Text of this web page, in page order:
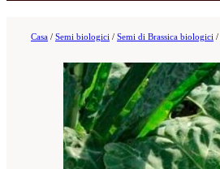
Casa / Semi biologici / Semi di Brassica biologici /